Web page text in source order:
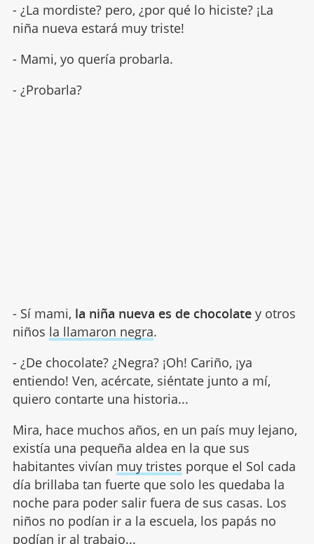
- ¿La mordiste? pero, ¿por qué lo hiciste? ¡La
niña nueva estará muy triste!
- Mami, yo quería probarla.
- ¿Probarla?
- Sí mami, la niña nueva es de chocolatey otros
niños la llamaron negra.
- ¿De chocolate? ¿Negra? ¡Oh! Cariño, ¡ya
entiendo! Ven, acércate, siéntate junto a mí,
quiero contarte una historia...
Mira, hace muchos años, en un país muy lejano,
existía una pequeña aldea en la que sus
habitantes vivían muy tristes porque el Sol cada
día brillaba tan fuerte que solo les quedaba la
noche para poder salir fuera de sus casas. Los
niños no podían ir a la escuela, los papás no
podían ir al trabajo...